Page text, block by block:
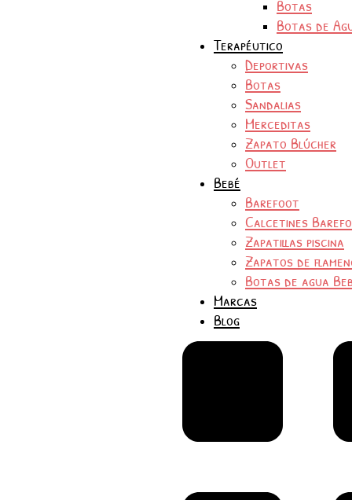
Botas
Botas de
Terapéutico
Deportivas
Botas
Sandalias
Merceditas
Zapato Blúcher
Outlet
Bebé
Barefoot
Calcetines
Zapatillas piscina
Zapatos de
Botas de agua
Marcas
Blog